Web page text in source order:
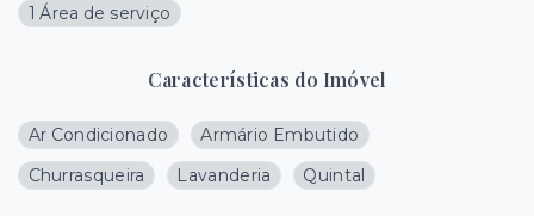
1 Área de serviço
Características do Imóvel
Ar Condicionado
Armário Embutido
Churrasqueira
Lavanderia Quintal